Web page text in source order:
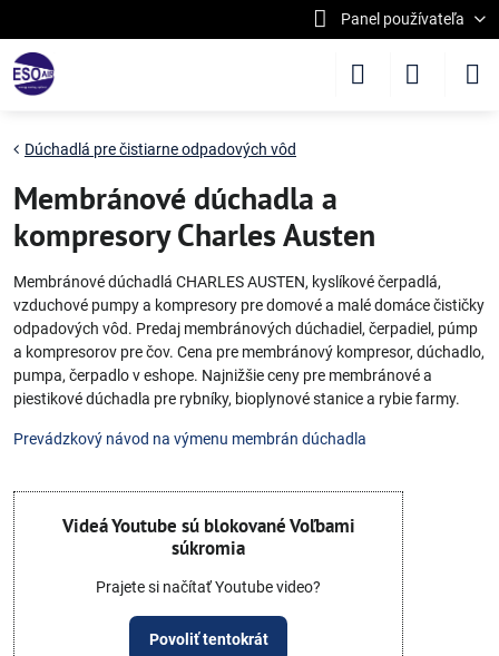
Panel používateľa
Dúchadlá pre čistiarne odpadových vôd
Membránové dúchadla a
kompresory Charles Austen
Membránové dúchadlá CHARLES AUSTEN, kyslíkové čerpadlá,
vzduchové pumpy a kompresory pre domové a malé domáce čističky
odpadových vôd. Predaj membránových dúchadiel, čerpadiel, púmp
a kompresorov pre čov. Cena pre membránový kompresor, dúchadlo,
pumpa, čerpadlo v eshope. Najnižšie ceny pre membránové a
piestikové dúchadla pre rybníky, bioplynové stanice a rybie farmy.
Prevádzkový návod na výmenu membrán dúchadla
Videá Youtube sú blokované Voľbami
súkromia
Prajete si načítať Youtube video?
Povoliť tentokrát